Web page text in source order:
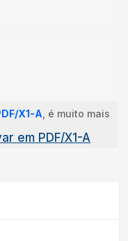
X1-A , é muito mais
em PDF/X1-A